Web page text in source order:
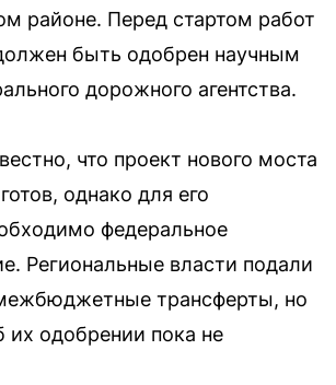
районе. Перед стартом работ
быть одобрен научным
дорожного агентства.
что проект нового моста
однако для его
федеральное
Региональные власти подали
трансферты, но
их одобрении пока не